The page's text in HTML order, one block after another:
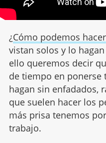
¿Cómo podemos hacer
vistan solos y lo
ello queremos decir
de tiempo en ponerse
hagan sin enfadados,
que suelen hacer los
más prisa tenemos
trabajo.